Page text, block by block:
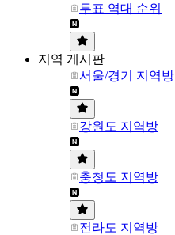
투표 역대 순위
지역 게시판
서울/경기 지역방
강원도 지역방
충청도 지역방
전라도 지역방